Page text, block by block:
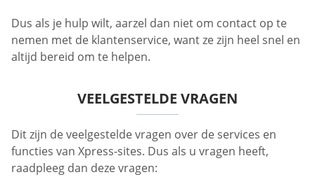
Dus als je hulp wilt, aarzel dan niet om contact op te
nemen met de klantenservice, want ze zijn heel snel en
altijd bereid om te helpen.
VEELGESTELDE VRAGEN
Dit zijn de veelgestelde vragen over de services en
functies van Xpress-sites. Dus als u vragen heeft,
raadpleeg dan deze vragen: